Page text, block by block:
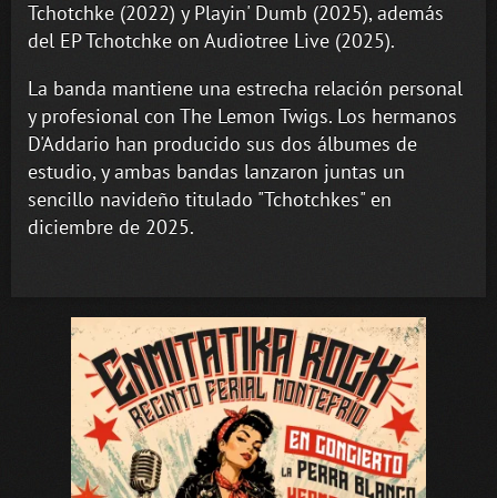
Tchotchke (2022) y Playin' Dumb (2025), además
del EP Tchotchke on Audiotree Live (2025).
La banda mantiene una estrecha relación personal
y profesional con The Lemon Twigs. Los hermanos
D'Addario han producido sus dos álbumes de
estudio, y ambas bandas lanzaron juntas un
sencillo navideño titulado "Tchotchkes" en
diciembre de 2025.